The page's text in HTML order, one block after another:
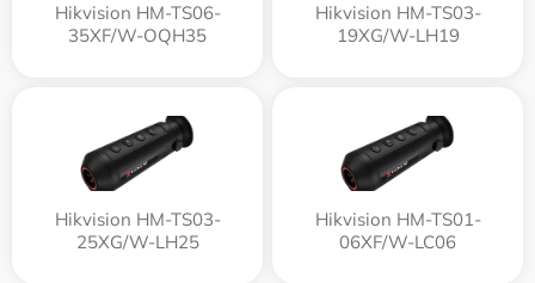
Hikvision HM-TS06-
35XF/W-OQH35
Hikvision HM-TS03-
19XG/W-LH19
Hikvision HM-TS03-
25XG/W-LH25
Hikvision HM-TS01-
06XF/W-LC06